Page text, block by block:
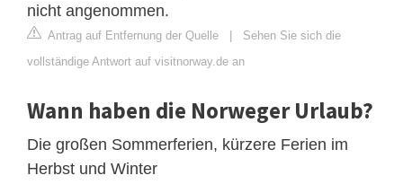
nicht angenommen.
Antrag auf Entfernung der Quelle | Sehen Sie sich die
vollständige Antwort auf visitnorway.de an
Wann haben die Norweger Urlaub?
Die großen Sommerferien, kürzere Ferien im
Herbst und Winter